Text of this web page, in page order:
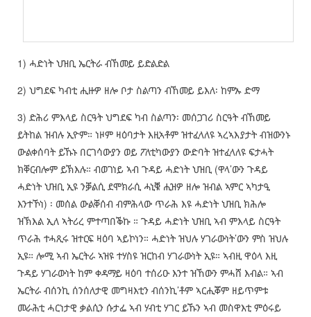
1) ሓድነት ህዝቢ ኤርትራ ብኸመይ ይድልድል
2) ህግደፍ ካብቲ ሒዙዎ ዘሎ ቦታ ስልጣን ብኸመይ ይእለ፡ ከምኡ ድማ
3) ድሕሪ ምእላይ ስርዓት ህግደፍ ካብ ስልጣን፡ መሰጋገሪ ስርዓት ብኸመይ
ይትከል ዝብሉ ኢዮም። ነዞም ዛዕባታት እዚኣቶም ዝተፈላለዩ ኣረኣእያታት ብዝውንኑ
ውልቀሰባት ይኹኑ በርገሳውያን ወይ ፖለቲካውያን ውድባት ዝተፈላለዩ ፍታሓት
ክቐርብሎም ይኽእሉ። ብወገነይ ኣብ ጉዳይ ሓድነት ህዝቢ (ዋላ’ውን ጉዳይ
ሓድነት ህዝቢ ኢዩ ንቓልሲ ደሞክራሲ ሓኒቑ ሒዝዎ ዘሎ ዝብል ኣምር ኣካታዒ
እንተኾነ) ፡ መሰል ውልቐሰብ ብምሕላው ጥራሕ እዩ ሓድነት ህዝቢ ክሕሎ
ዝኽእል ኢለ ኣትሪረ ምተጣበቕኩ ። ጉዳይ ሓድነት ህዝቢ ኣብ ምእላይ ስርዓት
ጥራሕ ተሓጺሩ ዝተርፍ ዛዕባ ኣይኮነን። ሓድነት ዝህሉ ሃገራውነት’ውን ምስ ዝህሉ
ኢዩ። ሎሚ ኣብ ኤርትራ ኣዝዩ ተሃስዩ ዝርከብ ሃገራውነት ኢዩ። ኣብዚ ዋዕላ እዚ
ጉዳይ ሃገራውነት ከም ቀዳማይ ዛዕባ ተሰሪዑ እንተ ዝኸውን ምሓሸ እብል። ኣብ
ኤርትራ ብሰንኪ ሰንሰለታዊ መግዛእቲን ብሰንኪ’ቶም ኣርሒቖም ዘይጥምቱ
መራሕቲ ሓርነታዊ ቃልሲን ሱታፌ ኣብ ሃብቲ ሃገር ይኹን ኣብ መስዋእቲ ምዕሩይ